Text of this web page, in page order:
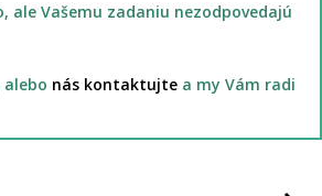
ale Vašemu zadaniu nezodpovedajú
nás kontaktujte a my Vám radi